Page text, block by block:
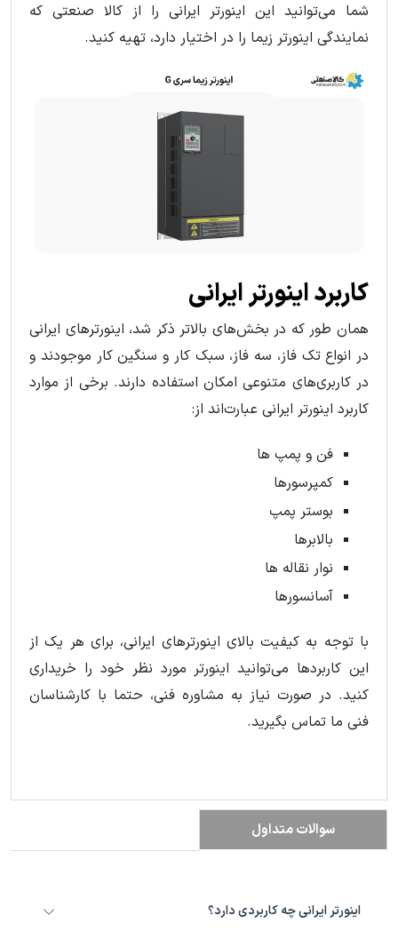
شما می‌توانید این اینورتر ایرانی را از کالا صنعتی که
نمایندگی اینورتر زیما را در اختیار دارد، تهیه کنید.
کاربرد اینورتر ایرانی
همان طور که در بخش‌های بالاتر ذکر شد، اینورترهای ایرانی
در انواع تک فاز، سه فاز، سبک کار و سنگین کار موجودند و
در کاربری‌های متنوعی امکان استفاده دارند. برخی از موارد
کاربرد اینورتر ایرانی عبارت‌اند از:
فن و پمپ ها
کمپرسورها
بوستر پمپ
بالابرها
نوار نقاله ها
آسانسورها
با توجه به کیفیت بالای اینورترهای ایرانی، برای هر یک از
این کاربردها می‌توانید اینورتر مورد نظر خود را خریداری
کنید. در صورت نیاز به مشاوره فنی، حتما با کارشناسان
فنی ما تماس بگیرید.
سوالات متداول
اینورتر ایرانی چه کاربردی دارد؟